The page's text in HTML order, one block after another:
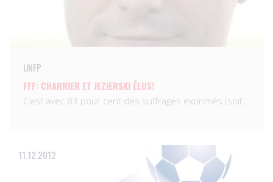
UNFP
FFF: CHARRIER ET JEZIERSKI ÉLUS!
C’est avec 83 pour cent des suffrages exprimés (soit…
11.12.2012